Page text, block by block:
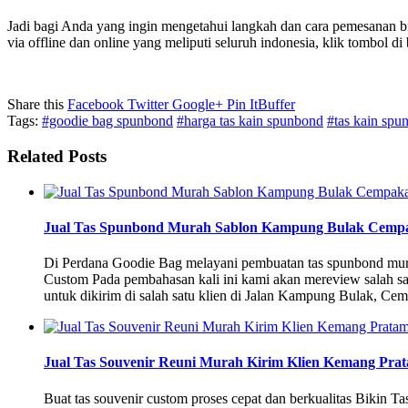
Jadi bagi Anda yang ingin mengetahui langkah dan cara
via offline dan online yang meliputi seluruh indonesia, klik tombol di
Share this Facebook TwitterGoogle+ Pin ItBuffer
Tags: #goodie bag spunbond #harga tas kain spunbond #tas kain
Related Posts
Jual Tas Spunbond Murah Sablon Kampung Bulak
Di Perdana Goodie Bag melayani pembuatan tas spunbond
Custom Pada pembahasan kali ini kami akan mereview salah
untuk dikirim di salah satu klien di Jalan Kampung Bulak,
Jual Tas Souvenir Reuni Murah Kirim Klien Kemang
Buat tas souvenir custom proses cepat dan berkualitas Bikin